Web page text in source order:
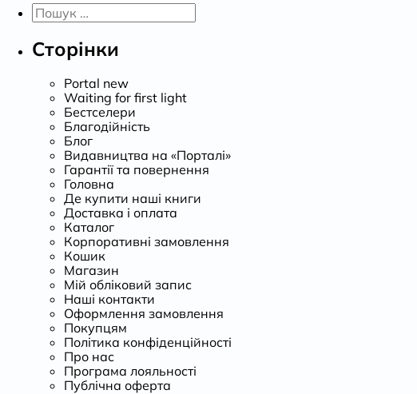
Пошук:
Сторінки
Portal new
Waiting for first light
Бестселери
Благодійність
Блог
Видавництва на «Порталі»
Гарантії та повернення
Головна
Де купити наші книги
Доставка і оплата
Каталог
Корпоративні замовлення
Кошик
Магазин
Мій обліковий запис
Наші контакти
Оформлення замовлення
Покупцям
Політика конфіденційності
Про нас
Програма лояльності
Публічна оферта